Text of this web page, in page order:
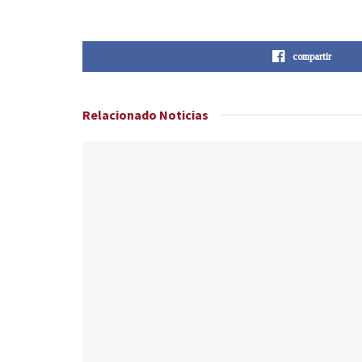
compartir
Relacionado Noticias